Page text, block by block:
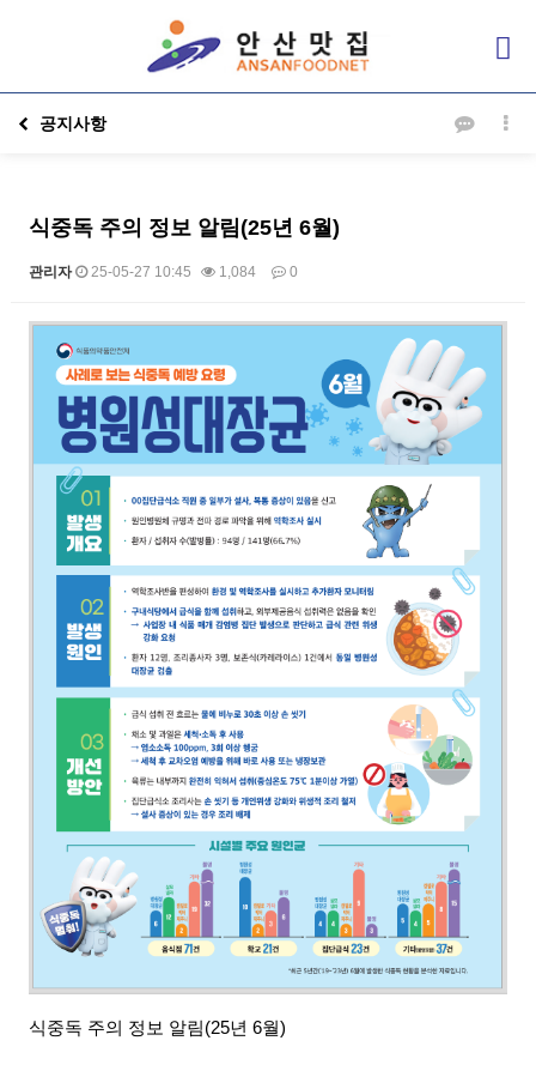
공지사항
식중독 주의 정보 알림(25년 6월)
관리자 25-05-27 10:45 1,084 0
본문
식중독 주의 정보 알림(25년 6월)